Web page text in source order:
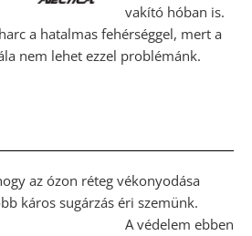
vakító hóban is.
a hatalmas fehérséggel, mert a
nem lehet ezzel problémánk.
az ózon réteg vékonyodása
káros sugárzás éri szemünk.
A védelem ebben